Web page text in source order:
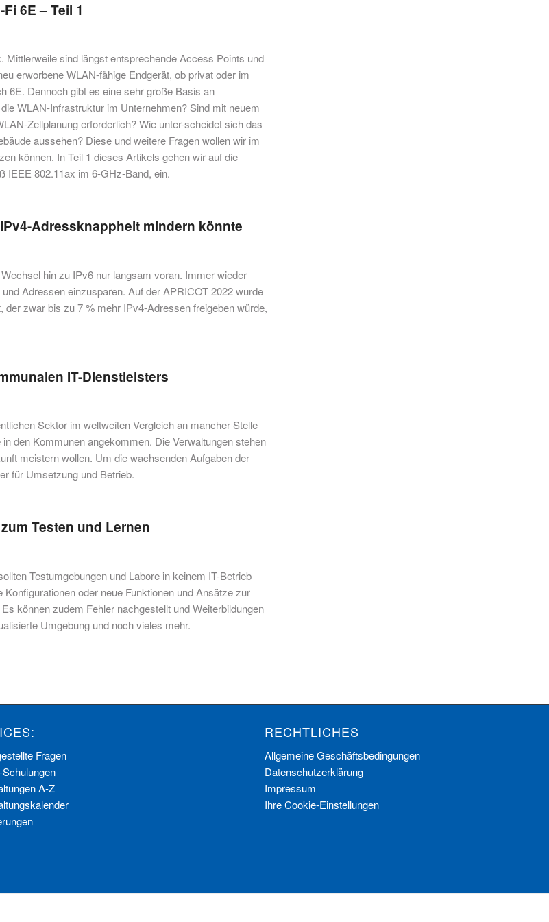
6E – Teil 1
Mittlerweile sind längst entsprechende Access Points und
erworbene WLAN-fähige Endgerät, ob privat oder im
6E. Dennoch gibt es eine sehr große Basis an
WLAN-Infrastruktur im Unternehmen? Sind mit neuem
Zellplanung erforderlich? Wie unter-scheidet sich das
aussehen? Diese und weitere Fragen wollen wir im
können. In Teil 1 dieses Artikels gehen wir auf die
IEEE 802.11ax im 6-GHz-Band, ein.
Adressknappheit mindern könnte
hin zu IPv6 nur langsam voran. Immer wieder
Adressen einzusparen. Auf der APRICOT 2022 wurde
zwar bis zu 7 % mehr IPv4-Adressen freigeben würde,
IT-Dienstleisters
Sektor im weltweiten Vergleich an mancher Stelle
den Kommunen angekommen. Die Verwaltungen stehen
meistern wollen. Um die wachsenden Aufgaben der
für Umsetzung und Betrieb.
Testen und Lernen
Testumgebungen und Labore in keinem IT-Betrieb
oder neue Funktionen und Ansätze zur
können zudem Fehler nachgestellt und Weiterbildungen
Umgebung und noch vieles mehr.
Fragen
A-Z
RECHTLICHES
Allgemeine Geschäftsbedingungen
Datenschutzerklärung
Impressum
Ihre Cookie-Einstellungen